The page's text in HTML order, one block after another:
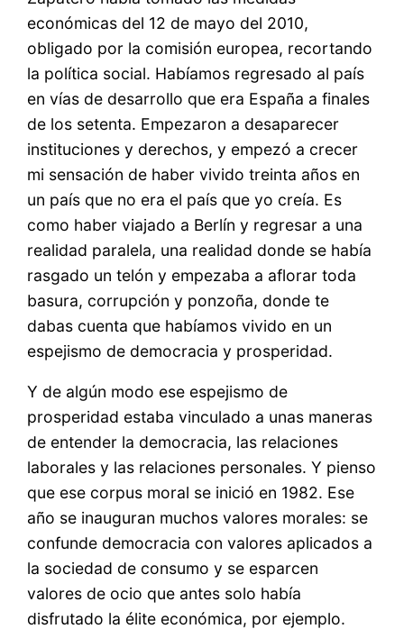
económicas del 12 de mayo del 2010,
obligado por la comisión europea, recortando
la política social. Habíamos regresado al país
en vías de desarrollo que era España a finales
de los setenta. Empezaron a desaparecer
instituciones y derechos, y empezó a crecer
mi sensación de haber vivido treinta años en
un país que no era el país que yo creía. Es
como haber viajado a Berlín y regresar a una
realidad paralela, una realidad donde se había
rasgado un telón y empezaba a aflorar toda
basura, corrupción y ponzoña, donde te
dabas cuenta que habíamos vivido en un
espejismo de democracia y prosperidad.
Y de algún modo ese espejismo de
prosperidad estaba vinculado a unas maneras
de entender la democracia, las relaciones
laborales y las relaciones personales. Y pienso
que ese corpus moral se inició en 1982. Ese
año se inauguran muchos valores morales: se
confunde democracia con valores aplicados a
la sociedad de consumo y se esparcen
valores de ocio que antes solo había
disfrutado la élite económica, por ejemplo.